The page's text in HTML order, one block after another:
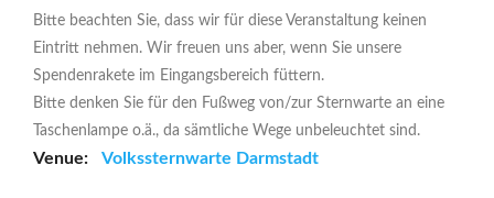
Bitte beachten Sie, dass wir für diese Veranstaltung keinen
Eintritt nehmen. Wir freuen uns aber, wenn Sie unsere
Spendenrakete im Eingangsbereich füttern.
Bitte denken Sie für den Fußweg von/zur Sternwarte an eine
Taschenlampe o.ä., da sämtliche Wege unbeleuchtet sind.
Venue: Volkssternwarte Darmstadt